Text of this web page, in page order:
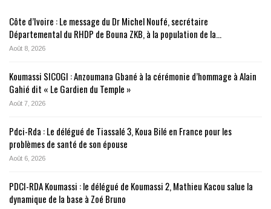
Côte d’Ivoire : Le message du Dr Michel Noufé, secrétaire
Départemental du RHDP de Bouna ZKB, à la population de la…
Août 8, 2026
Koumassi SICOGI : Anzoumana Gbané à la cérémonie d’hommage à Alain
Gahié dit « Le Gardien du Temple »
Août 7, 2026
Pdci-Rda : Le délégué de Tiassalé 3, Koua Bilé en France pour les
problèmes de santé de son épouse
Août 6, 2026
PDCI-RDA Koumassi : le délégué de Koumassi 2, Mathieu Kacou salue la
dynamique de la base à Zoé Bruno